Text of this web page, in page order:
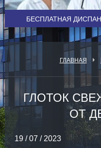
БЕСПЛАТНАЯ
ГЛАВНАЯ
ГЛОТОК
ОТ
19 / 07 / 2023